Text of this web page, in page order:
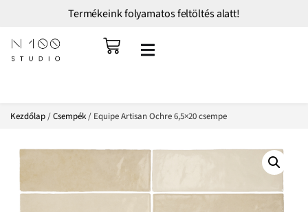
Termékeink folyamatos feltöltés alatt!
Kezdőlap/Csempék/ Equipe Artisan Ochre 6,5×20 csempe